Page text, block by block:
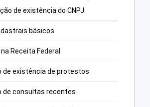
de existência do CNPJ
básicos
Receita Federal
de existência de protestos
de consultas recentes